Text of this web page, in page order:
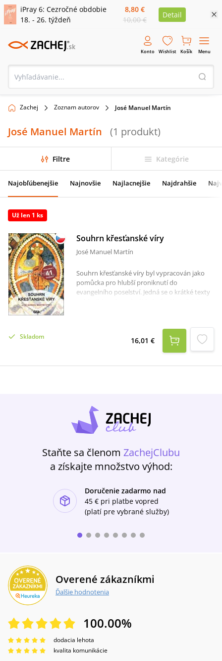
iPray 6: Cezročné obdobie
18. - 26. týždeň
8,80 €
10,00 €
Detail
Konto Wishlist Košík Menu
Zachej Zoznam autorov José Manuel Martín
José Manuel Martín (1 produkt)
Filtre Kategórie
Najobľúbenejšie Najnovšie Najlacnejšie Najdrahšie
Už len 1 ks
Souhrn křesťanské víry
José Manuel Martín
Souhrn křesťanské víry byl vypracován jako
pomůcka pro hlubší proniknutí do
evangelního poselství. Jedná se o krátké texty
Svatého kříže v Římě. Jeho účel je tedy
především katechetický. Hlavním zdrojem je
Katechismus katolické církve a jeho
Písmo svaté, církevní otce a učitelský úřad
teologického chápání všedního života.
Skladom 16,01 €
Staňte sa členom ZachejClubu
a získajte množstvo výhod:
Doručenie zadarmo nad
45 € pri platbe vopred
(platí pre vybrané služby)
Overené zákazníkmi
Ďalšie hodnotenia
100.00%
dodacia lehota
kvalita komunikácie